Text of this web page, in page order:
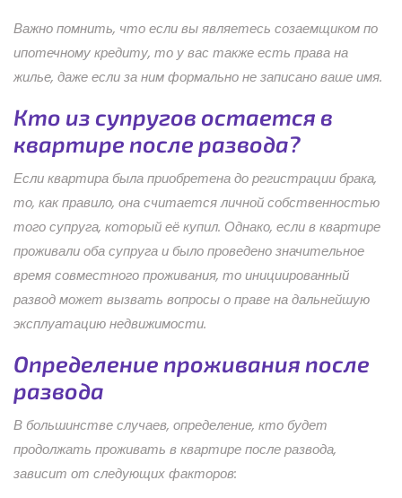
Важно помнить, что если вы являетесь созаемщиком по
ипотечному кредиту, то у вас также есть права на
жилье, даже если за ним формально не записано ваше имя.
Кто из супругов остается в
квартире после развода?
Если квартира была приобретена до регистрации брака,
то, как правило, она считается личной собственностью
того супруга, который её купил. Однако, если в квартире
проживали оба супруга и было проведено значительное
время совместного проживания, то инициированный
развод может вызвать вопросы о праве на дальнейшую
эксплуатацию недвижимости.
Определение проживания после
развода
В большинстве случаев, определение, кто будет
продолжать проживать в квартире после развода,
зависит от следующих факторов: